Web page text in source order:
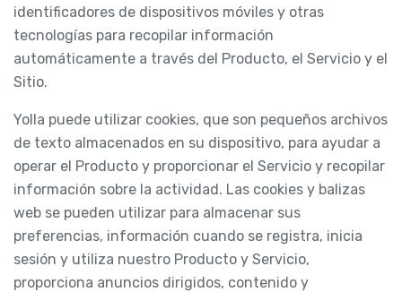
identificadores de dispositivos móviles y otras
tecnologías para recopilar información
automáticamente a través del Producto, el Servicio y el
Sitio.
Yolla puede utilizar cookies, que son pequeños archivos
de texto almacenados en su dispositivo, para ayudar a
operar el Producto y proporcionar el Servicio y recopilar
información sobre la actividad. Las cookies y balizas
web se pueden utilizar para almacenar sus
preferencias, información cuando se registra, inicia
sesión y utiliza nuestro Producto y Servicio,
proporciona anuncios dirigidos, contenido y